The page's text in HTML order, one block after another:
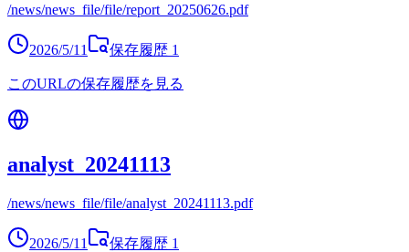
/news/news_file/file/report_20250626.pdf
2026/5/11 保存履歴 1
このURLの保存履歴を見る
analyst_20241113
/news/news_file/file/analyst_20241113.pdf
2026/5/11 保存履歴 1